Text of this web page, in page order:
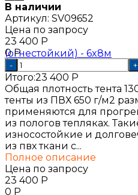
В наличии
Артикул: SV09652
Цена по запросу
23 400 Р
0 Р
- +
Итого:23 400 Р
Общая плотность тента
тенты из ПВХ 650 г/м2
применяются для
из пологов тепляках.
износостойкие и
из пвх ткани с...
Полное описание
Цена по запросу
23 400 Р
0 Р